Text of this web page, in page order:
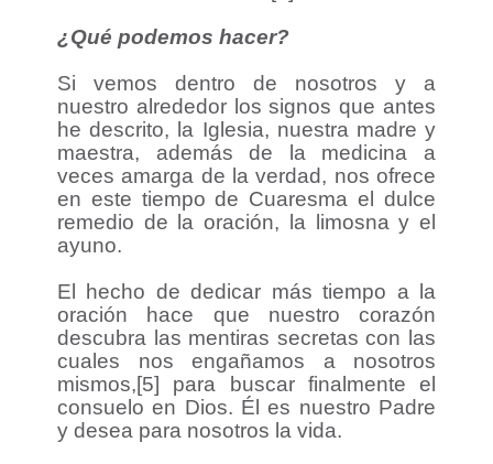
¿Qué podemos hacer?
Si vemos dentro de nosotros y a
nuestro alrededor los signos que antes
he descrito, la Iglesia, nuestra madre y
maestra, además de la medicina a
veces amarga de la verdad, nos ofrece
en este tiempo de Cuaresma el dulce
remedio de la oración, la limosna y el
ayuno.
El hecho de dedicar más tiempo a la
oración hace que nuestro corazón
descubra las mentiras secretas con las
cuales nos engañamos a nosotros
mismos,[5] para buscar finalmente el
consuelo en Dios. Él es nuestro Padre
y desea para nosotros la vida.